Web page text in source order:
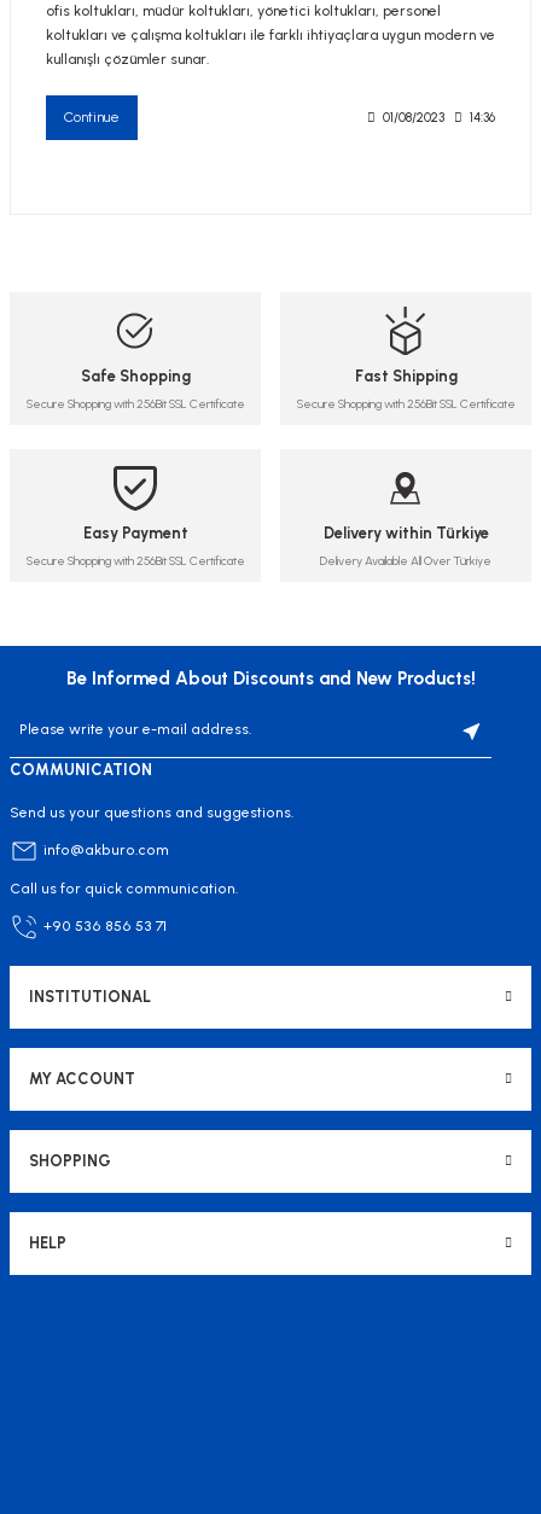
ofis koltukları, müdür koltukları, yönetici koltukları, personel
koltukları ve çalışma koltukları ile farklı ihtiyaçlara uygun modern ve
kullanışlı çözümler sunar.
Continue 01/08/2023 14:36
Safe Shopping
Secure Shopping with 256Bit SSL Certificate
Fast Shipping
Secure Shopping with 256Bit SSL Certificate
Easy Payment
Secure Shopping with 256Bit SSL Certificate
Delivery within Türkiye
Delivery Available All Over Türkiye
Be Informed About Discounts and New Products!
COMMUNICATION
Send us your questions and suggestions.
info@akburo.com
Call us for quick communication.
+90 536 856 53 71
INSTITUTIONAL
MY ACCOUNT
SHOPPING
HELP